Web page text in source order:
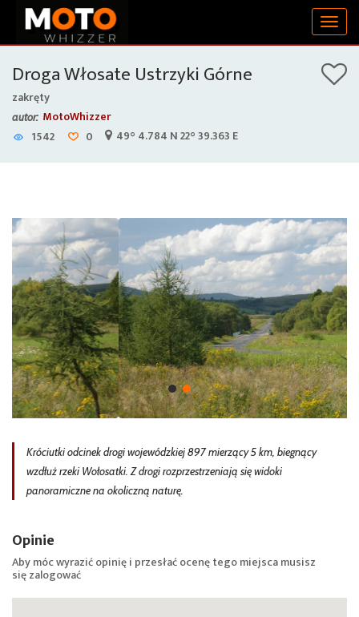
Droga Włosate Ustrzyki Górne
zakręty
autor: MotoWhizzer
1542
0 49° 4.784 N 22° 39.363 E
Króciutki odcinek drogi wojewódzkiej 897 mierzący 5 km, biegnący
wzdłuż rzeki Wołosatki. Z drogi rozprzestrzeniają się widoki
panoramiczne na okoliczną naturę.
Opinie
Aby móc wyrazić opinię i przesłać ocenę tego miejsca musisz
sięzalogować